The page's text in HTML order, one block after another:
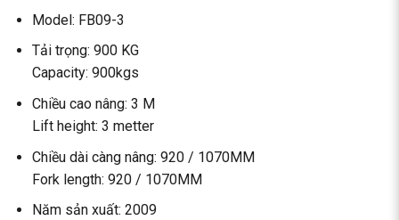
Model: FB09-3
Tải trọng: 900 KG
Capacity: 900kgs
Chiều cao nâng: 3 M
Lift height: 3 metter
Chiều dài càng nâng: 920 / 1070MM
Fork length: 920 / 1070MM
Năm sản xuất: 2009